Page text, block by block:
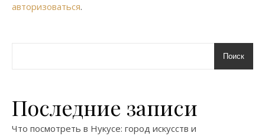
авторизоваться.
Поиск
Последние записи
Что посмотреть в Нукусе: город искусств и